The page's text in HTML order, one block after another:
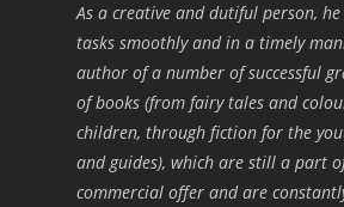
As a creative and dutiful person,
tasks smoothly and in a timely
author of a number of successful
of books (from fairy tales and
children, through fiction for the
and guides), which are still a part
commercial offer and are